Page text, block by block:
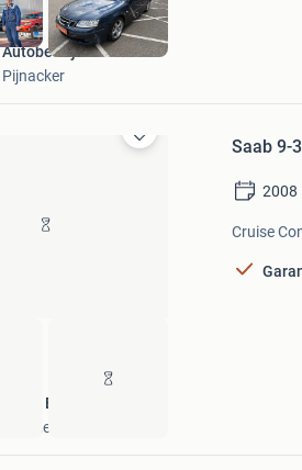
Autobedrijf Harteveld
Pijnacker
Bewaren
Saab 9-
2008
Cruise
W. ter Braake Motoren
Nijeveen